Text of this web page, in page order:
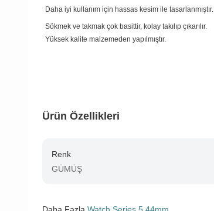
Daha iyi kullanım için hassas kesim ile tasarlanmıştır.
Sökmek ve takmak çok basittir, kolay takılıp çıkarılır.
Yüksek kalite malzemeden yapılmıştır.
Ürün Özellikleri
Renk
GÜMÜŞ